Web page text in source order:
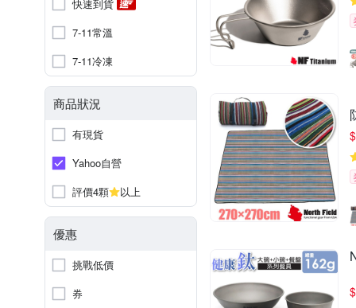
快速到貨
7-11常溫
7-11冷凍
商品狀況
有現貨
Yahoo自營
評價4顆
以上
優惠
挑戰低價
券
$
$